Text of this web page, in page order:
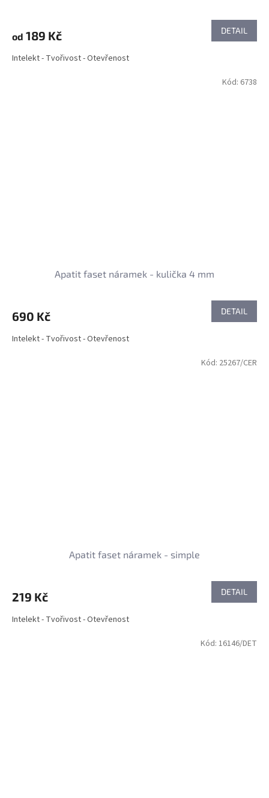
od 189 Kč DETAIL
Intelekt - Tvořivost - Otevřenost
Apatit faset náramek - kulička 4 mm
690 Kč DETAIL
Intelekt - Tvořivost - Otevřenost
Kód: 6738
Apatit faset náramek - simple
219 Kč DETAIL
Intelekt - Tvořivost - Otevřenost
Kód: 25267/CER
Kód: 16146/DET